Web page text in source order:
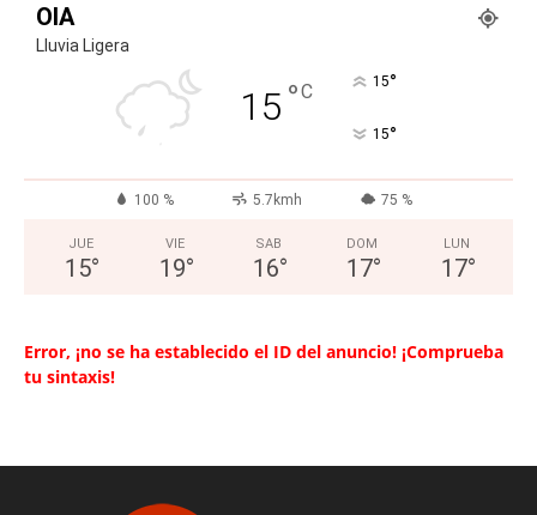
OIA
Lluvia Ligera
15 °C 15°
15°
100 % 5.7kmh 75 %
JUE
15°
VIE
19°
SAB
16°
DOM
17°
LUN
17°
Error, ¡no se ha establecido el ID del anuncio! ¡Comprueba
tu sintaxis!